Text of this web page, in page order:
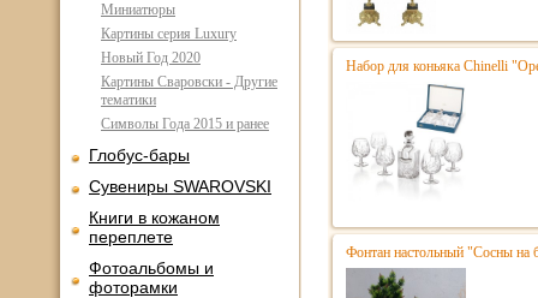
Миниатюры
Картины серия Luxury
Новый Год 2020
Картины Сваровски - Другие
тематики
Символы Года 2015 и ранее
Глобус-бары
Сувениры SWAROVSKI
Книги в кожаном
переплете
Фотоальбомы и
фоторамки
Набор для коньяка Chinelli
Фонтан настольный "Сосны на